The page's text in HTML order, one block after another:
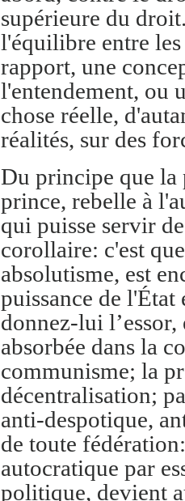
supérieure du
l'équilibre entre
rapport, une
l'entendement, ou
chose réelle,
réalités, sur des
Du principe que la
prince, rebelle à
qui puisse servir
corollaire: c'est
absolutisme, est
puissance de l'État
donnez-lui
absorbée dans la
communisme; la
décentralisation;
anti-despotique,
de toute
autocratique par
politique, devient